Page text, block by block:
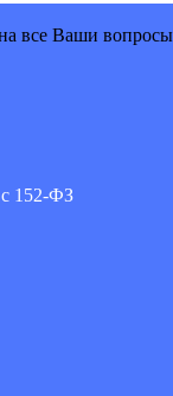
все Ваши
с 152-ФЗ